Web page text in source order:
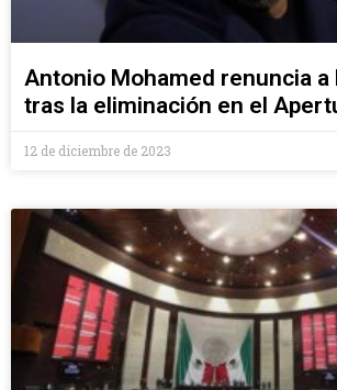
Antonio Mohamed renuncia a
tras la eliminación en el
12 de diciembre de 2023